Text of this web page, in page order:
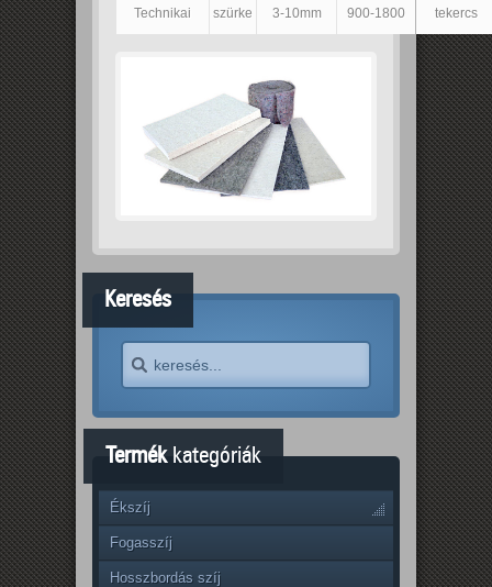
Technikai szürke 3-10mm 900-1800 tekercs
Keresés
Termékkategóriák
Ékszíj
Fogasszíj
Hosszbordás szíj